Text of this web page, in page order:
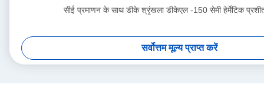
सीई प्रमाणन के साथ डीके श्रृंखला डीकेएल -150 सेमी हेर्मेटिक
सर्वोत्तम मूल्य प्राप्त करें